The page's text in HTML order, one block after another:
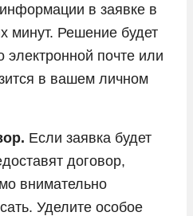
в заявке в
минут. Решение будет
электронной почте или
в вашем личном
Если заявка будет
договор,
внимательно
Уделите особое